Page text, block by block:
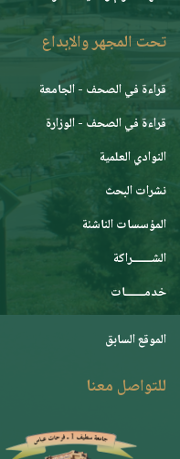
تحت المجهر والإبداع
قراءة في الصحف - الجامعة
قراءة في الصحف - الوزارة
النوادي العلمية
نشرات البحث
المؤسسات الناشئة
الشـــــــراكة
خدمـــــــات
الموقع السابق
للتواصل معنا